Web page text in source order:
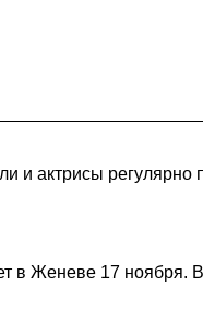
и актрисы регулярно
в Женеве 17 ноября.